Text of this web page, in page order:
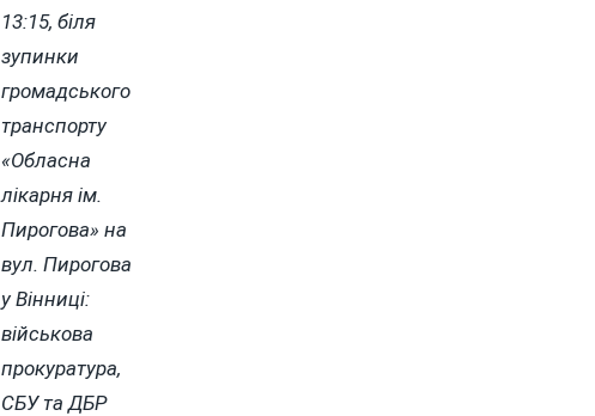
13:15, біля
зупинки
громадського
транспорту
«Обласна
лікарня ім.
Пирогова» на
вул. Пирогова
у Вінниці:
військова
прокуратура,
СБУ та ДБР